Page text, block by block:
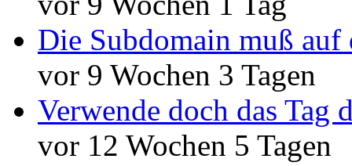
Die Subdomain muß auf
vor 9 Wochen 3 Tagen
Verwende doch das Tag
vor 12 Wochen 5 Tagen